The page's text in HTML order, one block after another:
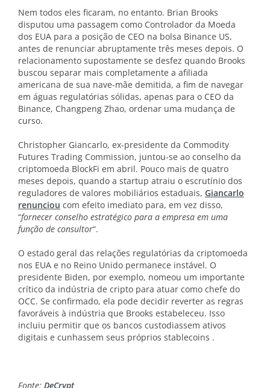
Nem todos eles ficaram, no entanto. Brian Brooks
disputou uma passagem como Controlador da Moeda
dos EUA para a posição de CEO na bolsa Binance US,
antes de renunciar abruptamente três meses depois. O
relacionamento supostamente se desfez quando Brooks
buscou separar mais completamente a afiliada
americana de sua nave-mãe demitida, a fim de navegar
em águas regulatórias sólidas, apenas para o CEO da
Binance, Changpeng Zhao, ordenar uma mudança de
curso.
Christopher Giancarlo, ex-presidente da Commodity
Futures Trading Commission, juntou-se ao conselho da
criptomoeda BlockFi em abril. Pouco mais de quatro
meses depois, quando a startup atraiu o escrutínio dos
reguladores de valores mobiliários estaduais, Giancarlo
renunciou com efeito imediato para, em vez disso,
“fornecer conselho estratégico para a empresa em uma
função de consultor“.
O estado geral das relações regulatórias da criptomoeda
nos EUA e no Reino Unido permanece instável. O
presidente Biden, por exemplo, nomeou um importante
crítico da indústria de cripto para atuar como chefe do
OCC. Se confirmado, ela pode decidir reverter as regras
favoráveis ​​à indústria que Brooks estabeleceu. Isso
incluiu permitir que os bancos custodiassem ativos
digitais e cunhassem seus próprios stablecoins .
Fonte: DeCrypt